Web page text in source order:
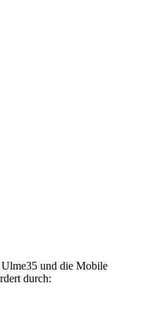
und die Mobile
durch: